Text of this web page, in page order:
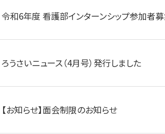
令和6年度 看護部インターンシップ参加者
ろうさいニュース（4月号）発行しました
【お知らせ】面会制限のお知らせ